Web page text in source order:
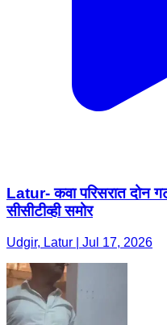
Latur- कवा परिसरात दोन
सीसीटीव्ही समोर
Udgir, Latur | Jul 17, 2026